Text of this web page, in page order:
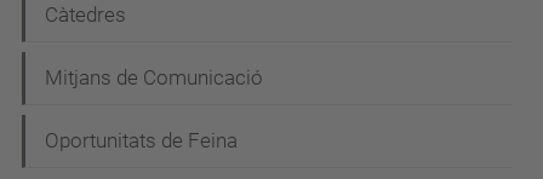
Càtedres
Mitjans de Comunicació
Oportunitats de Feina